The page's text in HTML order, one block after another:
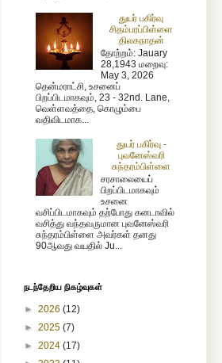
துயர் பகிர்வு
சிதம்பரப்பிள்ளை
திலகநாதன்
தோற்றம்: Jauary
28,1943 மறைவு:
May 3, 2026
தென்மராட்சி, உசனைப்
பிறப்பிடமாகவும், 23 - 32nd. Lane,
வெள்ளவத்தை, கொழும்பை
வதிவிடமாக...
துயர் பகிர்வு -
புவனேஸ்வரி
சுந்தரம்பிள்ளை
சரசாலையைப்
பிறப்பிடமாகவும்
உசனை
வசிப்பிடமாகவும் தற்போது கனடாவில்
வசித்து வந்தவருமான புவனேஸ்வரி
சுந்தரம்பிள்ளை அவர்கள் தனது
90ஆவது வயதில் Ju...
நடந்தேறிய நிகழ்வுகள்
► 2026 (12)
► 2025 (7)
► 2024 (17)